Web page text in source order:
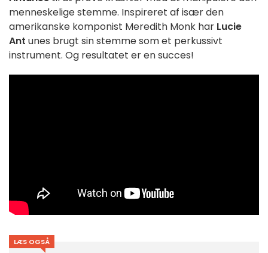
menneskelige stemme. Inspireret af især den
amerikanske komponist Meredith Monk har Lucie
Ant unes brugt sin stemme som et perkussivt
instrument. Og resultatet er en succes!
LÆS OGSÅ